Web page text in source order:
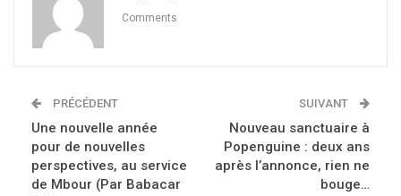
Comments
PRÉCÉDENT
Une nouvelle année
pour de nouvelles
perspectives, au service
de Mbour (Par Babacar
SUIVANT
Nouveau sanctuaire à
Popenguine : deux ans
après l’annonce, rien ne
bouge…